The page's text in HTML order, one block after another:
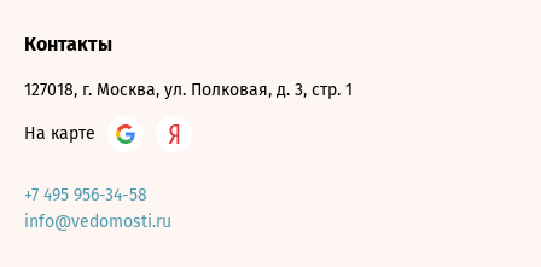
Контакты
127018, г. Москва, ул. Полковая, д. 3, стр. 1
На карте
+7 495 956-34-58
info@vedomosti.ru